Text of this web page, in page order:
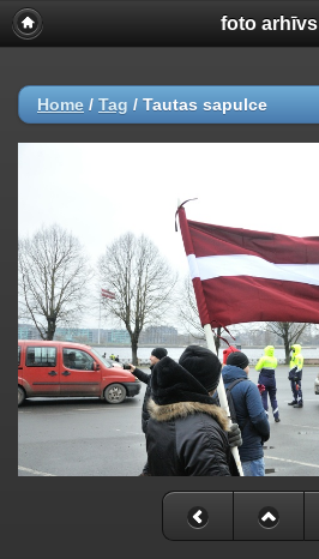
foto arhīvs
Home / Tag / Tautas sapulce